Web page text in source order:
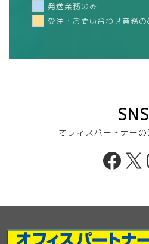
発送業務のみ
受注・お問い合わせ業務の
SNS
オフィスパートナー
X